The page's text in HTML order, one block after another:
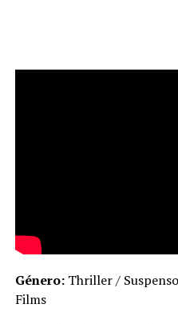
Género:Thriller /
Films